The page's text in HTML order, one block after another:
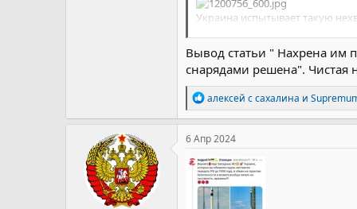
Украина испытывает такую
Наполовину мусорщик,
поисках неиспользованных
использовано украинской
для ударных дронов.
Известный под позывным
беспилотников, согласно его
Громадный, с непокорной
ранен. Бронежилет спас Макса
изготовление боеприпасов
Он концентрирует усилия на
Вывод статьи " Нахрена им
снарядами решена". Чистая
Р
е
а
к
ц
и
и
:
алексей с сахалина и
6 Апр 2024